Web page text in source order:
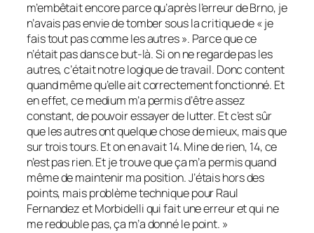
m’embêtait encore parce qu’après l’erreur de Brno, je
n’avais pas envie de tomber sous la critique de « je
fais tout pas comme les autres ». Parce que ce
n’était pas dans ce but-là. Si on ne regarde pas les
autres, c’était notre logique de travail. Donc content
quand même qu’elle ait correctement fonctionné. Et
en effet, ce medium m’a permis d’être assez
constant, de pouvoir essayer de lutter. Et c’est sûr
que les autres ont quelque chose de mieux, mais que
sur trois tours. Et on en avait 14. Mine de rien, 14, ce
n’est pas rien. Et je trouve que ça m’a permis quand
même de maintenir ma position. J’étais hors des
points, mais problème technique pour Raul
Fernandez et Morbidelli qui fait une erreur et qui ne
me redouble pas, ça m’a donné le point. »